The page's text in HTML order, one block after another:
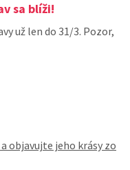
sa blíži!
už len do 31/3. Pozor,
objavujte jeho krásy zo